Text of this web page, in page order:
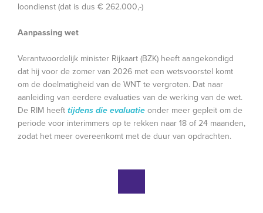
loondienst (dat is dus € 262.000,-)
Aanpassing wet
Verantwoordelijk minister Rijkaart (BZK) heeft aangekondigd
dat hij voor de zomer van 2026 met een wetsvoorstel komt
om de doelmatigheid van de WNT te vergroten. Dat naar
aanleiding van eerdere evaluaties van de werking van de wet.
De RIM heeft tijdens die evaluatie onder meer gepleit om de
periode voor interimmers op te rekken naar 18 of 24 maanden,
zodat het meer overeenkomt met de duur van opdrachten.